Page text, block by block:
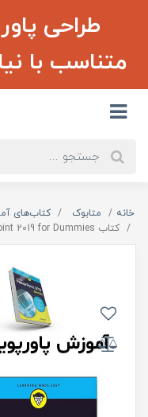
طراحی
متناسب با
خانه متابوک
کتاب‌های
کتاب PowerPoint 2019 for Dummies | رایگان